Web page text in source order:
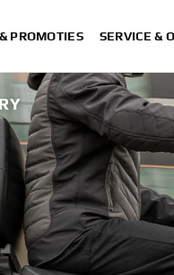
PROMOTIES SERVICE &